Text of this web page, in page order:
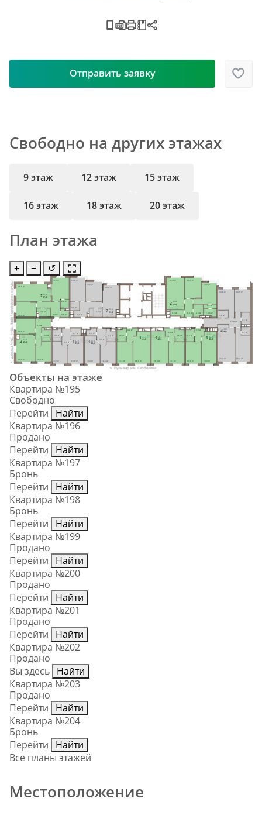
Отправить заявку
Свободно на других этажах
9 этаж 12 этаж 15 этаж
16 этаж 18 этаж 20 этаж
План этажа
+ − ↺
18,8 м²
12,3 м²
9,1 м²
13,8 м²
4,4 м²
3,0 м²
2 26,1
61,4
14,9 м²
2,8 м²
22,8 м²
11,4 м² 2,5 м²
4,2 м²
8,4 м²
226,3
67,0
9,6 м²
18,6 м² 11,2 м²
11,2 м²
4,4 м²
2 22,4
55,0
12,2 м²
4,4 м²
2,7 м²
5,1 м²
15,5 м²
112,2
39,9
4,2 м²
2,5 м²
5,4 м²
15,4 м² 12,1 м²
112,1
39,6
4,1 м²
20,1 м²
13,1 м²
4,5 м² 1 13,1
41,8
4,4 м²
13,1 м²
4,5 м²
20,4 м²
113,1
42,1
3,9 м²
18,0 м²
12,8 м²
4,2 м² 1 12,8
38,9
23,2 м² 16,4 м²
13,5 м²
12,9 м²
2,7 м²
14,6 м²
3,0 м²
4,1 м²
3 44,5
90,4
21,4 м²
13,1 м²
13,7 м²
3,6 м²
2,1 м²
4,6 м²
5,8 м²
3,2 м²
2 26,8
67,5
Бульвар им. Скобелева
Школы №63, №67, Парк Черезовские пруды
Объекты на этаже
Квартира №195
Свободно
Перейти
Найти
Квартира №196
Продано
Перейти
Найти
Квартира №197
Бронь
Перейти
Найти
Квартира №198
Бронь
Перейти
Найти
Квартира №199
Продано
Перейти
Найти
Квартира №200
Продано
Перейти
Найти
Квартира №201
Продано
Перейти
Найти
Квартира №202
Продано
Вы здесь Найти
Квартира №203
Продано
Перейти
Найти
Квартира №204
Бронь
Перейти
Найти
Все планы этажей
Местоположение